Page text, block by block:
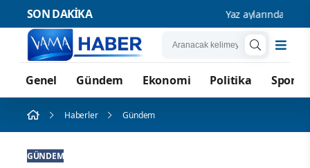
SON DAKİKA Yaz aylarında sıvı
Genel Gündem Ekonomi Politika Spor
Haberler Gündem
GÜNDEM